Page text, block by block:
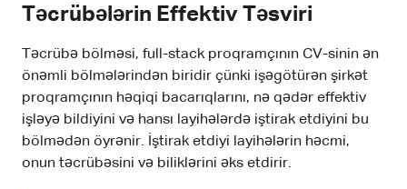
Təcrübələrin Effektiv Təsviri
Təcrübə bölməsi, full-stack proqramçının CV-sinin ən
önəmli bölmələrindən biridir çünki işəgötürən şirkət
proqramçının həqiqi bacarıqlarını, nə qədər effektiv
işləyə bildiyini və hansı layihələrdə iştirak etdiyini bu
bölmədən öyrənir. İştirak etdiyi layihələrin həcmi,
onun təcrübəsini və biliklərini əks etdirir.